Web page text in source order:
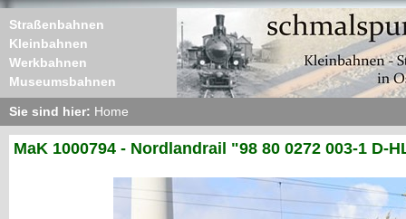
Straßenbahnen
Kleinbahnen
Werkbahnen
Museumsbahnen
Sie sind hier: Home
MaK 1000794 - Nordlandrail "98 80 0272 003-1 D-